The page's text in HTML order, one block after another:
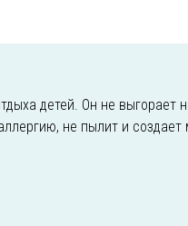
детей. Он не выгорает
не пылит и